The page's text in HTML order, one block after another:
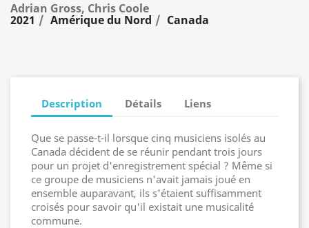
Adrian Gross, Chris Coole
2021 Amérique du Nord Canada
Description Détails Liens
Que se passe-t-il lorsque cinq musiciens isolés au
Canada décident de se réunir pendant trois jours
pour un projet d'enregistrement spécial ? Même si
ce groupe de musiciens n'avait jamais joué en
ensemble auparavant, ils s'étaient suffisamment
croisés pour savoir qu'il existait une musicalité
commune.